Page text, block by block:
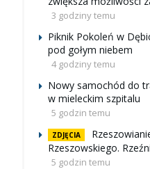
3 godziny temu
Piknik Pokoleń w
pod gołym niebem
4 godziny temu
Nowy samochód do
w mieleckim szpitalu
5 godzin temu
ZDJĘCIA
Rzeszowskiego.
5 godzin temu